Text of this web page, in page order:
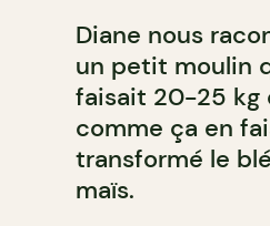
Diane nous
un petit moulin
faisait 20-25 kg
comme ça en
transformé le
maïs.